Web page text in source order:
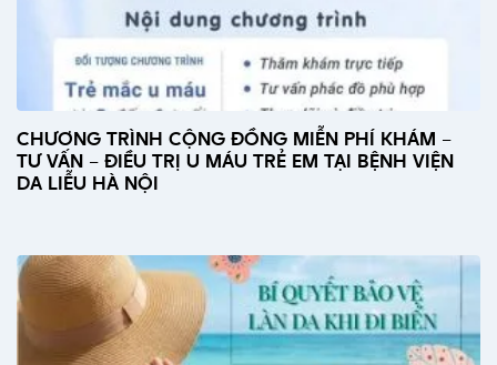
CHƯƠNG TRÌNH CỘNG ĐỒNG MIỄN PHÍ KHÁM –
TƯ VẤN – ĐIỀU TRỊ U MÁU TRẺ EM TẠI BỆNH VIỆN
DA LIỄU HÀ NỘI